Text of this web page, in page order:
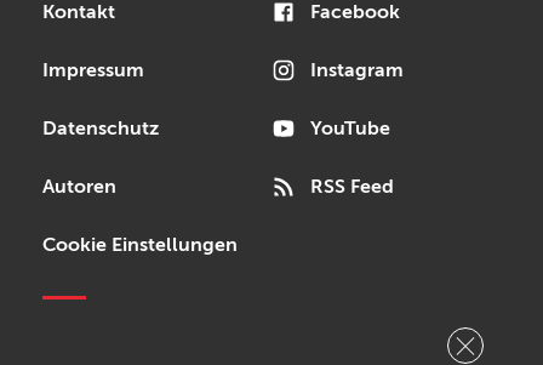
Kontakt
Impressum
Datenschutz
Autoren
Cookie Einstellungen
Facebook
Instagram
YouTube
RSS Feed